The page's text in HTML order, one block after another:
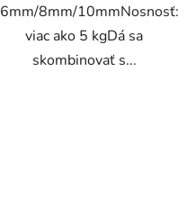
6mm/8mm/10mmNosnosť:
viac ako 5 kgDá sa
skombinovať s...